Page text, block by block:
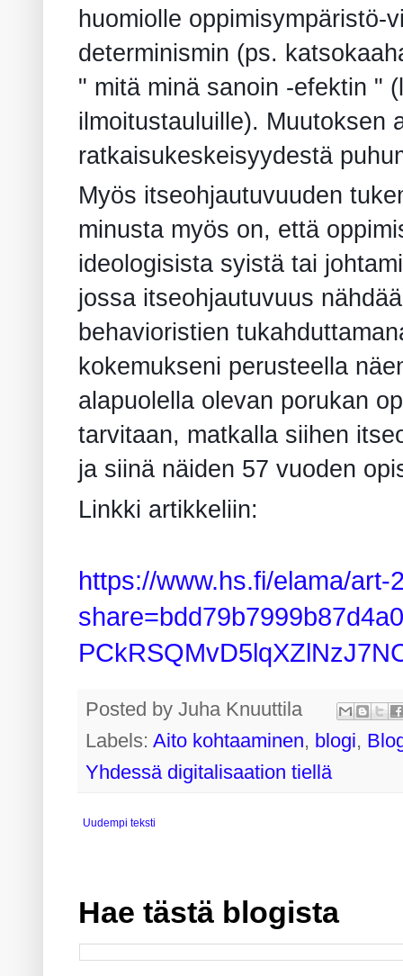
huomiolle oppimisympäristö-
determinismin (ps.
" mitä minä sanoin -efektin "
ilmoitustauluille). Muutoksen
ratkaisukeskeisyydestä
Myös itseohjautuvuuden
minusta myös on, että
ideologisista syistä tai
jossa itseohjautuvuus
behavioristien
kokemukseni perusteella
alapuolella olevan porukan
tarvitaan, matkalla siihen
ja siinä näiden 57 vuoden
Linkki artikkeliin:
https://www.hs.fi/elama/
Posted byJuha Knuuttila
Labels:Aito kohtaaminen, blogi,
Yhdessä digitalisaation tiellä
Uudempi teksti
Hae tästä blogista